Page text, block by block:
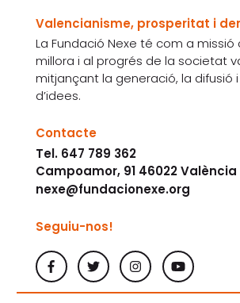
Valencianisme, prosperitat i
La Fundació Nexe té com a missió
millora i al progrés de la societat
mitjançant la generació, la difusió
d’idees.
Contacte
Tel. 647 789 362
Campoamor, 91 46022 València
nexe@fundacionexe.org
Seguiu-nos!